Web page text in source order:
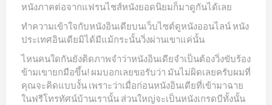
หนังภาคต่อจากแฟรนไชส์หนังยอดนิยมก็มาดูกันได้เลย
ทำความเข้าใจกับหนังอินเดียบนเว็บไซต์ดูหนังออนไลน์ หนัง
ประเทศอินเดียมิได้มีแม้กระนั้นวิ่งผ่านเขาแค่นั้น
ไหนคนใดกันยังติดภาพจำว่าหนังอินเดียจำเป็นต้องวิ่งขับร้อง
ข้ามเขายกมือขึ้น! ผมบอกเลยขอรับว่า มันไม่ผิดเลยครับผมที่
คุณจะคิดแบบงั้น เพราะว่าเมื่อก่อนหนังอินเดียที่เข้ามาฉาย
ในฟรีโทรทัศน์บ้านเรานั้น ส่วนใหญ่จะเป็นหนังเกรดบีทั้งนั้น